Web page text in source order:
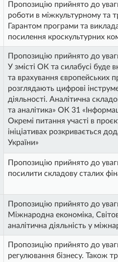
Пропозицію прийнято до
роботи в міжкультурному та
Гарантом програми та
посилення кроскультурних
Пропозицію прийнято до
У змісті ОК та силабусі буде
та врахування європейських
розглядають цифрові
діяльності. Аналітична
та аналітика» ОК 31
Окремі питання участі в
ініціативах розкривається
України»
Пропозицію прийнято до
посилити складову сталих
Пропозицію прийнято до
Міжнародна економіка,
аналітична діяльність у
Пропозицію прийнято до
регулювання бізнесу. Також